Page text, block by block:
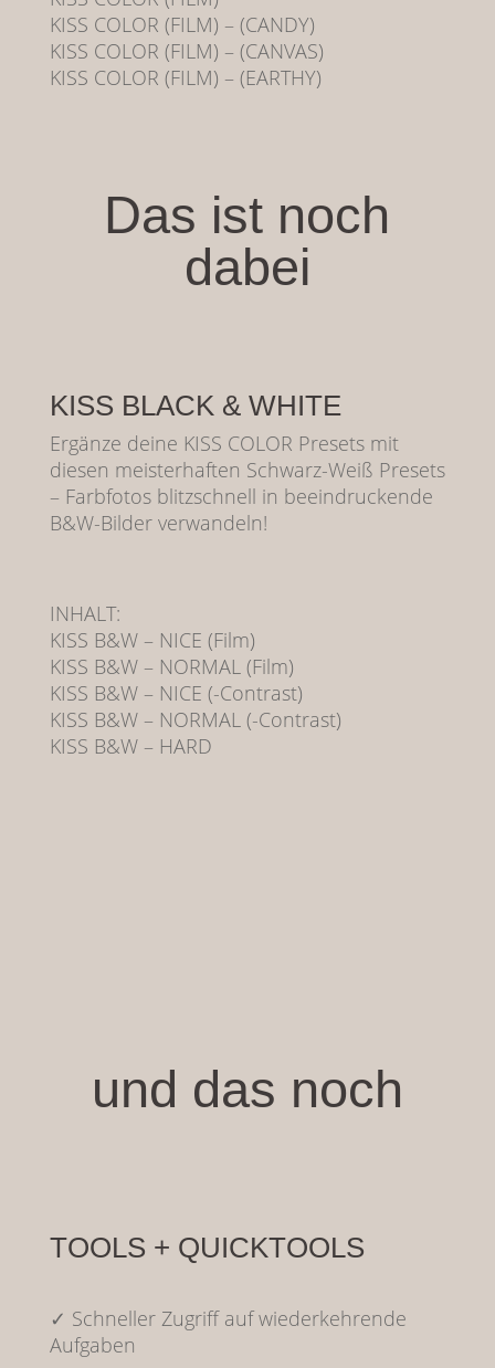
KISS COLOR (FILM) – (CANDY)
KISS COLOR (FILM) – (CANVAS)
KISS COLOR (FILM) – (EARTHY)
Das ist noch
dabei
KISS BLACK & WHITE
Ergänze deine KISS COLOR Presets mit
diesen meisterhaften Schwarz-Weiß Presets
– Farbfotos blitzschnell in beeindruckende
B&W-Bilder verwandeln!
INHALT:
KISS B&W – NICE (Film)
KISS B&W – NORMAL (Film)
KISS B&W – NICE (-Contrast)
KISS B&W – NORMAL (-Contrast)
KISS B&W – HARD
und das noch
TOOLS + QUICKTOOLS
✓ Schneller Zugriff auf wiederkehrende
Aufgaben